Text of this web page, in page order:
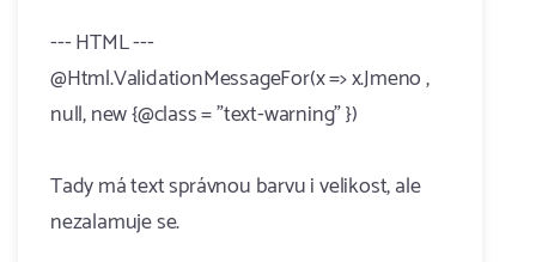
--- HTML ---
@Html.ValidationMessageFor(x => x.Jmeno ,
null, new {@class = "text-warning" })
Tady má text správnou barvu i velikost, ale
nezalamuje se.